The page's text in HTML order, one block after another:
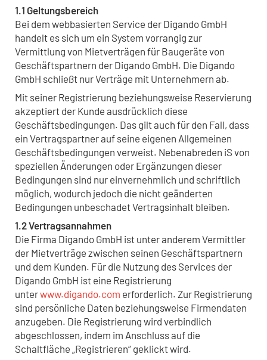
1.1 Geltungsbereich
Bei dem webbasierten Service der Digando GmbH
handelt es sich um ein System vorrangig zur
Vermittlung von Mietverträgen für Baugeräte von
Geschäftspartnern der Digando GmbH. Die Digando
GmbH schließt nur Verträge mit Unternehmern ab.
Mit seiner Registrierung beziehungsweise Reservierung
akzeptiert der Kunde ausdrücklich diese
Geschäftsbedingungen. Das gilt auch für den Fall, dass
ein Vertragspartner auf seine eigenen Allgemeinen
Geschäftsbedingungen verweist. Nebenabreden iS von
speziellen Änderungen oder Ergänzungen dieser
Bedingungen sind nur einvernehmlich und schriftlich
möglich, wodurch jedoch die nicht geänderten
Bedingungen unbeschadet Vertragsinhalt bleiben.
1.2 Vertragsannahmen
Die Firma Digando GmbH ist unter anderem Vermittler
der Mietverträge zwischen seinen Geschäftspartnern
und dem Kunden. Für die Nutzung des Services der
Digando GmbH ist eine Registrierung
unterwww.digando.com erforderlich. Zur Registrierung
sind persönliche Daten beziehungsweise Firmendaten
anzugeben. Die Registrierung wird verbindlich
abgeschlossen, indem im Anschluss auf die
Schaltfläche „Registrieren“ geklickt wird.